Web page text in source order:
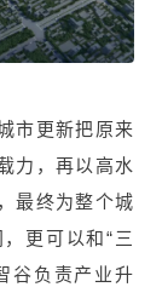
市更新把原来
力，再以高水
最终为整个城
更可以和“三
谷负责产业升